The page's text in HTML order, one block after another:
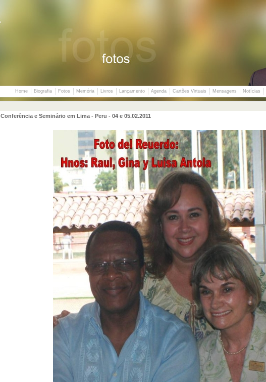
Home Biografia Fotos Memória Livros Lançamento Agenda Cartões Virtuais Mensagens Notícias
Conferência e Seminário em Lima - Peru - 04 e 05.02.2011